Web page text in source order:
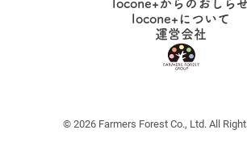
locone+からのおしら
locone+について
運営会社
© 2026 Farmers Forest Co., Ltd. All